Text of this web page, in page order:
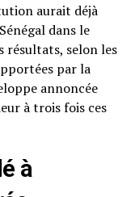
aurait déjà
dans le
résultats, selon les
par la
annoncée
à trois fois ces
à